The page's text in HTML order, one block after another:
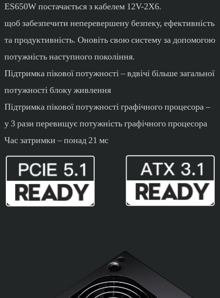
ES650W постачається з кабелем 12V-2X6.
щоб забезпечити неперевершену безпеку, ефективність
та продуктивність. Оновіть свою систему за допомогою
потужність наступного покоління.
Підтримка пікової потужності – вдвічі більше загальної
потужності блоку живлення
Підтримка пікової потужності графічного процесора –
у 3 рази перевищує потужність графічного процесора
Час затримки – понад 21 мс